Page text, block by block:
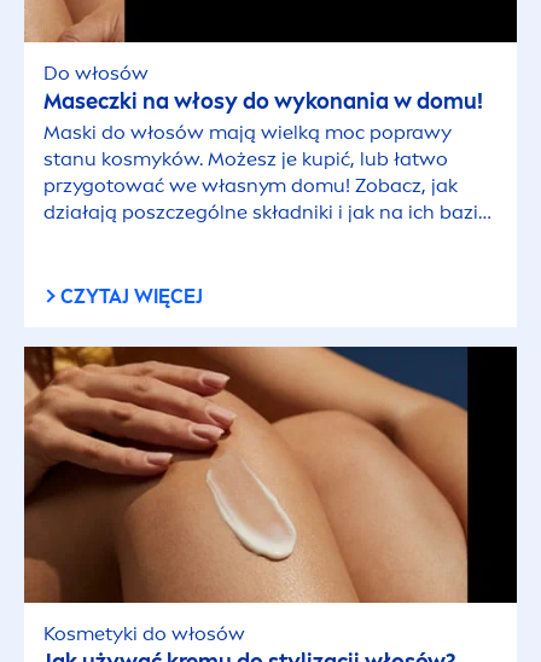
Do włosów
Maseczki na włosy do wykonania w domu!
Maski do włosów mają wielką moc poprawy
stanu kosmyków. Możesz je kupić, lub łatwo
przygotować we własnym domu! Zobacz, jak
działają poszczególne składniki i jak na ich bazie
CZYTAJ WIĘCEJ
Kosmetyki do włosów